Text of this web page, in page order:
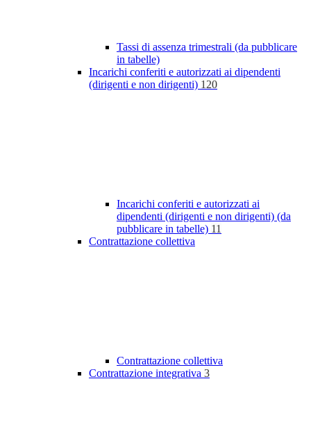
Tassi di assenza trimestrali (da pubblicare
in tabelle)
Incarichi conferiti e autorizzati ai dipendenti
(dirigenti e non dirigenti) 120
Incarichi conferiti e autorizzati ai
dipendenti (dirigenti e non dirigenti) (da
pubblicare in tabelle) 11
Contrattazione collettiva
Contrattazione collettiva
Contrattazione integrativa 3